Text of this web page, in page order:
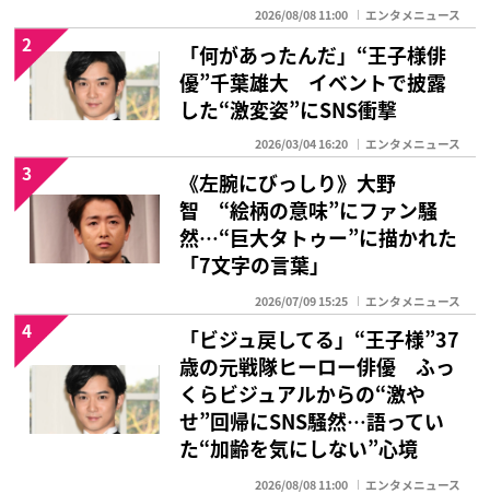
2026/08/08 11:00 エンタメニュース
「何があったんだ」“王子様俳
優”千葉雄大 イベントで披露
した“激変姿”にSNS衝撃
2026/03/04 16:20 エンタメニュース
2
《左腕にびっしり》大野
智 “絵柄の意味”にファン騒
然…“巨大タトゥー”に描かれた
「7文字の言葉」
2026/07/09 15:25 エンタメニュース
3
「ビジュ戻してる」“王子様”37
歳の元戦隊ヒーロー俳優 ふっ
くらビジュアルからの“激や
せ”回帰にSNS騒然…語ってい
た“加齢を気にしない”心境
2026/08/08 11:00 エンタメニュース
4